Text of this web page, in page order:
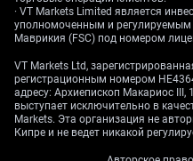
· VT Markets Limited является
уполномоченным и
Маврикия (FSC) под номером
VT Markets Ltd,
регистрационным номером
адресу: Архиепископ Макариос III,
выступает исключительно в
Markets. Эта организация не
Кипре и не ведет никакой